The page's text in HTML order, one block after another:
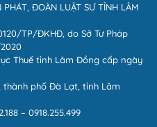
ĐOÀN LUẬT SƯ TỈNH LÂM
TP/ĐKHĐ, do Sở Tư Pháp
Thuế tỉnh Lâm Đồng cấp ngày
thành phố Đà Lạt, tỉnh Lâm
– 0918.255.499